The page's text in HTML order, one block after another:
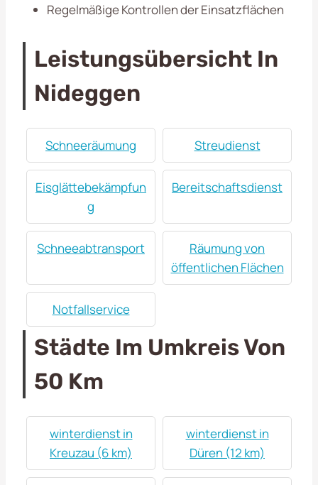
Regelmäßige Kontrollen der Einsatzflächen
Leistungsübersicht In
Nideggen
Schneeräumung Streudienst
Eisglättebekämpfun
g
Bereitschaftsdienst
Schneeabtransport
Räumung von
öffentlichen Flächen
Notfallservice
Städte Im Umkreis Von
50 Km
winterdienst in
Kreuzau (6 km)
winterdienst in
Düren (12 km)